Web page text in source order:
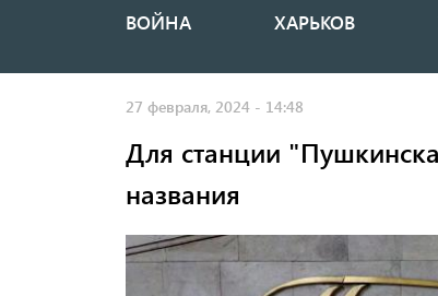
Основная
ВОЙНА ХАРЬКОВ
27 февраля, 2024 - 14:48
Для станции
названия